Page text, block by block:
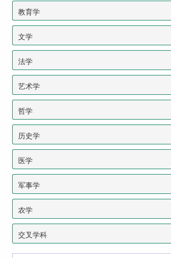
教育学
文学
法学
艺术学
哲学
历史学
医学
军事学
农学
交叉学科